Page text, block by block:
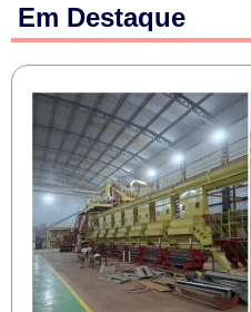
Em Destaque